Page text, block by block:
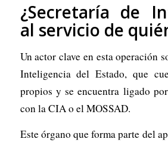
¿Secretaría de
al servicio de
Un actor clave en esta operación
Inteligencia del Estado, que
propios y se encuentra ligado
con la CIA o el MOSSAD.
Este órgano que forma parte del